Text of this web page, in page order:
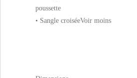
poussette
• Sangle croiséeVoir moins